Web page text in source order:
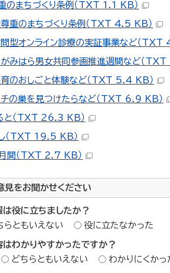
まちづくり条例（TXT 1.1 KB）
重のまちづくり条例（TXT 4.5 KB）
ンライン診療の実証事業など（TXT
ら男女共同参画推進週間など（TXT
おしごと体験など（TXT 5.4 KB）
巣を見つけたらなど（TXT 6.9 KB）
と（TXT 26.3 KB）
（TXT 19.5 KB）
間（TXT 2.7 KB）
見をお聞かせください
は役に立ちましたか？
らともいえない 役に立たなかった
はわかりやすかったですか？
どちらともいえない わかりにくかっ